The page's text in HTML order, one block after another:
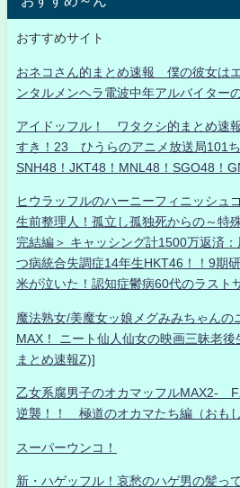
おすすめサイト
おネコさん的まとめ速報 僕の彼女は
ンタルメンヘラ電波中年アルバイター
アイドッフル！ ワタクシ的まとめ速
すき！23 ひうらのアニメ放送局101
SNH48！JKT48！MNL48！SGO48！
ヒウラッフルのハーニーフィニッシュ
生前整理人！孤立し孤独死からの～特
完結編＞ キャッシング計1500万返済
つ病統合失調症14年生HKT46！！9期
米が泣いた！認知症鬱病60代のラスト
魔法熟女/美魔女ッ娘メグみみちゃんの
MAX！ ニート仙人仙女の映画三昧老
まとめ速報Z)]
乙女系腐男子のオカマッフルMAX2-
逆襲！！ 極道のオカマたち編（おもし
スーパーウンコ！
新・ハゲッフル！哀愁のハゲ男の髪っ